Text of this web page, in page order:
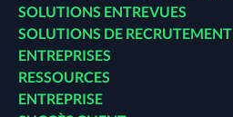
SOLUTIONS ENTREVUES
SOLUTIONS DE RECRUTEMENT
ENTREPRISES
RESSOURCES
ENTREPRISE